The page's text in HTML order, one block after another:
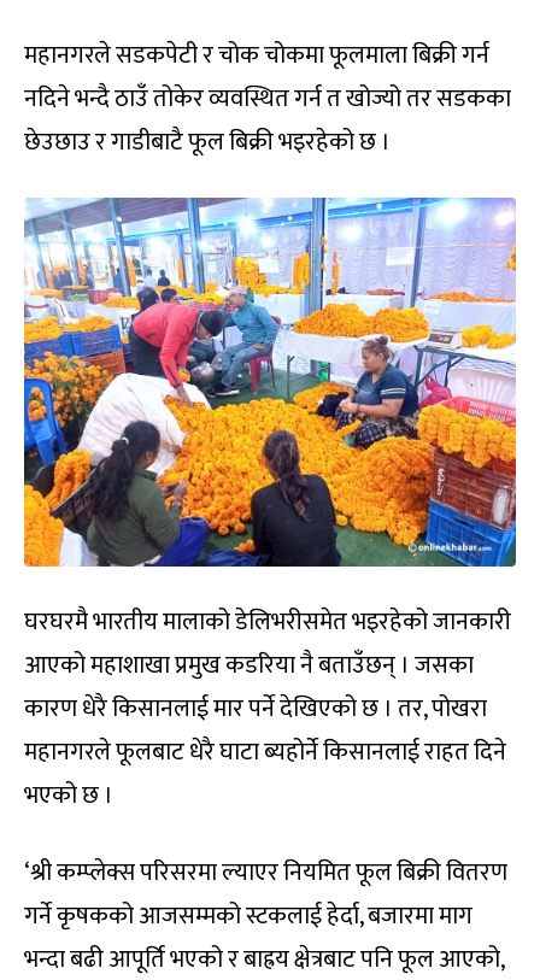
महानगरले सडकपेटी र चोक चोकमा फूलमाला बिक्री गर्न
नदिने भन्दै ठाउँ तोकेर व्यवस्थित गर्न त खोज्यो तर सडकका
छेउछाउ र गाडीबाटै फूल बिक्री भइरहेको छ ।
घरघरमै भारतीय मालाको डेलिभरीसमेत भइरहेको जानकारी
आएको महाशाखा प्रमुख कडरिया नै बताउँछन् । जसका
कारण धेरै किसानलाई मार पर्ने देखिएको छ । तर, पोखरा
महानगरले फूलबाट धेरै घाटा ब्यहोर्ने किसानलाई राहत दिने
भएको छ ।
‘श्री कम्प्लेक्स परिसरमा ल्याएर नियमित फूल बिक्री वितरण
गर्ने कृषकको आजसम्मको स्टकलाई हेर्दा, बजारमा माग
भन्दा बढी आपूर्ति भएको र बाह्रय क्षेत्रबाट पनि फूल आएको,